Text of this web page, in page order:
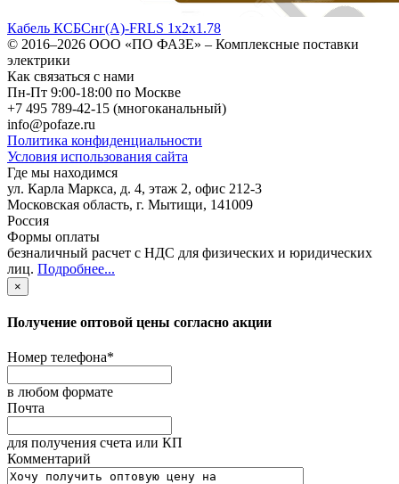
Кабель КСБСнг(А)-FRLS 1х2х1.78
© 2016–2026 ООО «ПО ФАЗЕ» – Комплексные поставки
электрики
Как связаться с нами
Пн-Пт 9:00-18:00 по Москве
+7 495 789-42-15 (многоканальный)
info@pofaze.ru
Политика конфиденциальности
Условия использования сайта
Где мы находимся
ул. Карла Маркса, д. 4, этаж 2, офис 212-3
Московская область, г. Мытищи, 141009
Россия
Формы оплаты
безналичный расчет с НДС для физических и юридических
лиц. Подробнее...
×
Получение оптовой цены согласно акции
Номер телефона*
в любом формате
Почта
для получения счета или КП
Комментарий